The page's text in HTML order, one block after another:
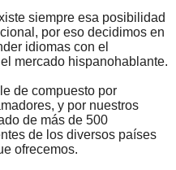
siempre esa posibilidad
por eso decidimos en
idiomas con el
mercado hispanohablante.
de compuesto por
y por nuestros
de más de 500
de los diversos países
ofrecemos.